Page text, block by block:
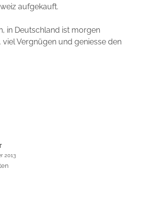
aufgekauft.
in Deutschland ist morgen
viel Vergnügen und geniesse den
2013